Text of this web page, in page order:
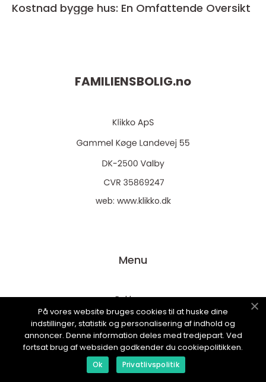
Kostnad bygge hus: En Omfattende Oversikt
FAMILIENSBOLIG.no
web: www.klikko.dk
Menu
Reklame
Om oss
Cookies
Kontakt Oss
Sitemap
På vores website bruges cookies til at huske dine
indstillinger, statistik og personalisering af indhold og
annoncer. Denne information deles med tredjepart. Ved
fortsat brug af websiden godkender du cookiepolitikken.
Ok Privatlivspolitik